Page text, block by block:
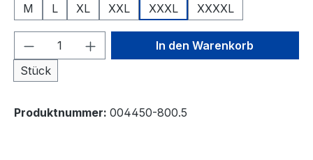
M
L XL XXL XXXL XXXXL
Produkt Anzahl: Gib den
Stück
In den Warenkorb
Produktnummer: 004450-800.5